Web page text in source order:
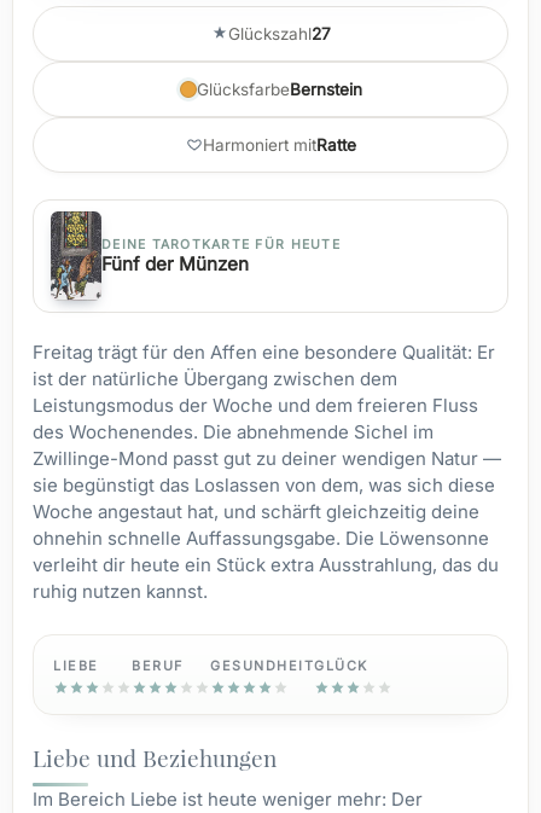
Glückszahl27
GlücksfarbeBernstein
Harmoniert mitRatte
DEINE TAROTKARTE FÜR HEUTE
Fünf der Münzen
Freitag trägt für den Affen eine besondere Qualität: Er
ist der natürliche Übergang zwischen dem
Leistungsmodus der Woche und dem freieren Fluss
des Wochenendes. Die abnehmende Sichel im
Zwillinge-Mond passt gut zu deiner wendigen Natur —
sie begünstigt das Loslassen von dem, was sich diese
Woche angestaut hat, und schärft gleichzeitig deine
ohnehin schnelle Auffassungsgabe. Die Löwensonne
verleiht dir heute ein Stück extra Ausstrahlung, das du
ruhig nutzen kannst.
LIEBE BERUF GESUNDHEITGLÜCK
Liebe und Beziehungen
Im Bereich Liebe ist heute weniger mehr: Der